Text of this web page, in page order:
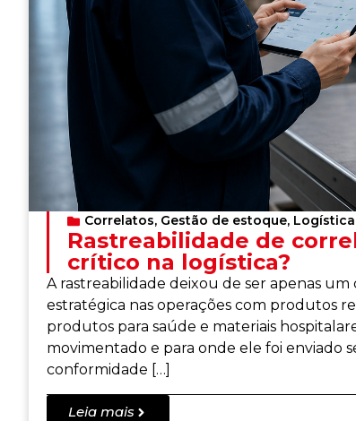
Correlatos, Gestão de estoque, Logística
Rastreabilidade de
crítico na logística?
A rastreabilidade deixou de ser apenas
estratégica nas operações com produtos
produtos para saúde e materiais
movimentado e para onde ele foi enviado
conformidade […]
Leia mais